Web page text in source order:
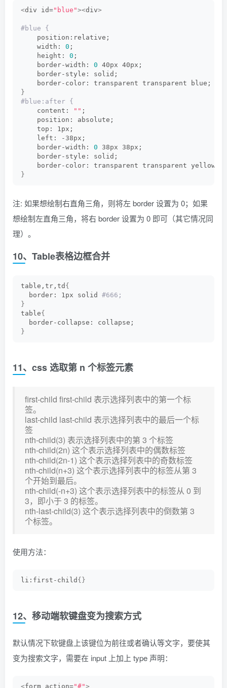
<div id="blue"><div>
#blue {
    position:relative;
    width:
0 ;
    height:
0 ;
    border-width:
0 40px 40px;
    border-style: solid;
    border-color: transparent transparent blue;
}
#blue:after {
    content:
"" ;
    position: absolute;
    top: 1px;
    left: -38px;
    border-width:
0 38px 38px;
    border-style: solid;
    border-color: transparent transparent yellow;
}
注: 如果想绘制右直角三角，则将左 border 设置为 0；如果
想绘制左直角三角，将右 border 设置为 0 即可（其它情况同
理）。
10、Table表格边框合并
table,tr,td {
  border: 1px solid
#666;
}
table{
  border-collapse: collapse;
}
11、css 选取第 n 个标签元素
first-child first-child 表示选择列表中的第一个标
签。
last-child last-child 表示选择列表中的最后一个标
签
nth-child(3) 表示选择列表中的第 3 个标签
nth-child(2n) 这个表示选择列表中的偶数标签
nth-child(2n-1) 这个表示选择列表中的奇数标签
nth-child(n+3) 这个表示选择列表中的标签从第 3
个开始到最后。
nth-child(-n+3) 这个表示选择列表中的标签从 0 到
3，即小于 3 的标签。
nth-last-child(3) 这个表示选择列表中的倒数第 3
个标签。
使用方法：
li:first-child {}
12、移动端软键盘变为搜索方式
默认情况下软键盘上该键位为前往或者确认等文字，要使其
变为搜索文字，需要在 input 上加上 type 声明：
<form action="#">